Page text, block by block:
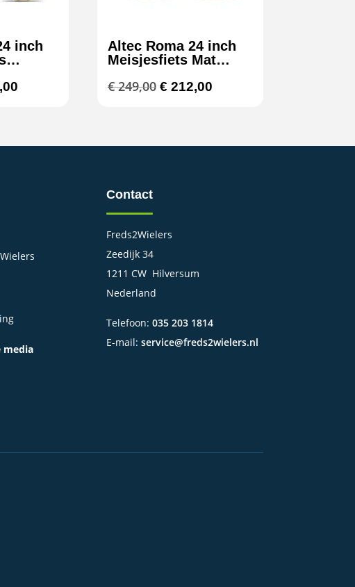
inch
Huidige
Altec Roma 24 inch
Meisjesfiets Mat
€249,00 Oorspronkelijke
€ 212,00Huidige
media
Contact
Freds2Wielers
Zeedijk 34
1211 CW Hilversum
Nederland
Telefoon:035 203 1814
E-mail:service@freds2wielers.nl